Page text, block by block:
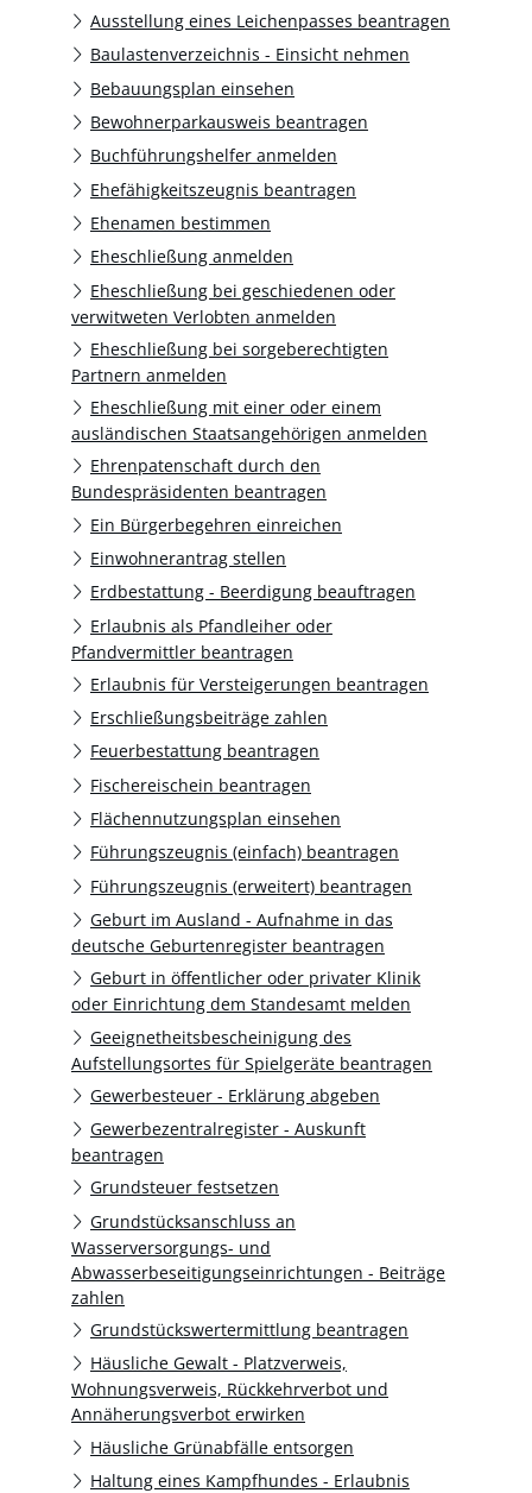
Ausstellung eines Leichenpasses beantragen
Baulastenverzeichnis - Einsicht nehmen
Bebauungsplan einsehen
Bewohnerparkausweis beantragen
Buchführungshelfer anmelden
Ehefähigkeitszeugnis beantragen
Ehenamen bestimmen
Eheschließung anmelden
Eheschließung bei geschiedenen oder
verwitweten Verlobten anmelden
Eheschließung bei sorgeberechtigten
Partnern anmelden
Eheschließung mit einer oder einem
ausländischen Staatsangehörigen anmelden
Ehrenpatenschaft durch den
Bundespräsidenten beantragen
Ein Bürgerbegehren einreichen
Einwohnerantrag stellen
Erdbestattung - Beerdigung beauftragen
Erlaubnis als Pfandleiher oder
Pfandvermittler beantragen
Erlaubnis für Versteigerungen beantragen
Erschließungsbeiträge zahlen
Feuerbestattung beantragen
Fischereischein beantragen
Flächennutzungsplan einsehen
Führungszeugnis (einfach) beantragen
Führungszeugnis (erweitert) beantragen
Geburt im Ausland - Aufnahme in das
deutsche Geburtenregister beantragen
Geburt in öffentlicher oder privater Klinik
oder Einrichtung dem Standesamt melden
Geeignetheitsbescheinigung des
Aufstellungsortes für Spielgeräte beantragen
Gewerbesteuer - Erklärung abgeben
Gewerbezentralregister - Auskunft
beantragen
Grundsteuer festsetzen
Grundstücksanschluss an
Wasserversorgungs- und
Abwasserbeseitigungseinrichtungen - Beiträge
zahlen
Grundstückswertermittlung beantragen
Häusliche Gewalt - Platzverweis,
Wohnungsverweis, Rückkehrverbot und
Annäherungsverbot erwirken
Häusliche Grünabfälle entsorgen
Haltung eines Kampfhundes - Erlaubnis